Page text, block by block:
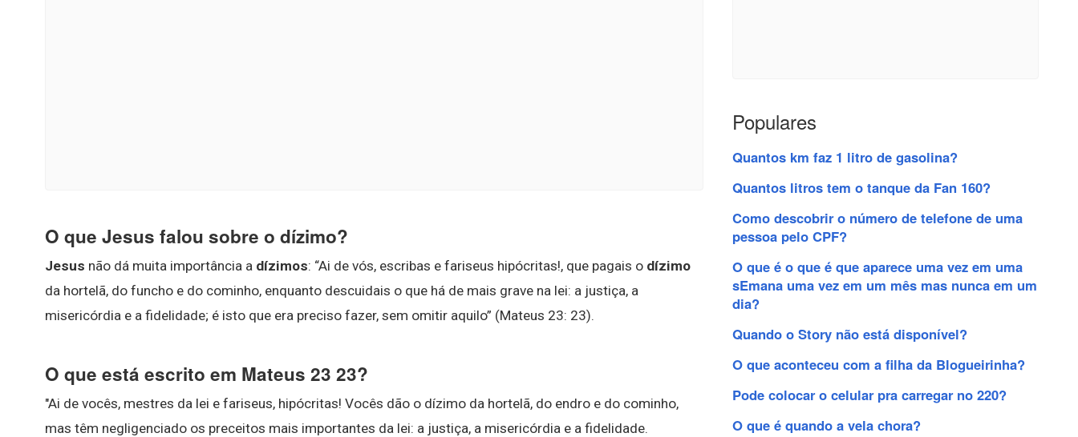
O que Jesus falou sobre o dízimo?
Jesus não dá muita importância a dízimos: “Ai de vós, escribas e fariseus hipócritas!, que pagais o dízimo
da hortelã, do funcho e do cominho, enquanto descuidais o que há de mais grave na lei: a justiça, a
misericórdia e a fidelidade; é isto que era preciso fazer, sem omitir aquilo” (Mateus 23: 23).
O que está escrito em Mateus 23 23?
"Ai de vocês, mestres da lei e fariseus, hipócritas! Vocês dão o dízimo da hortelã, do endro e do cominho,
mas têm negligenciado os preceitos mais importantes da lei: a justiça, a misericórdia e a fidelidade.
Populares
Quantos km faz 1 litro de gasolina?
Quantos litros tem o tanque da Fan 160?
Como descobrir o número de telefone de uma
pessoa pelo CPF?
O que é o que é que aparece uma vez em uma
sEmana uma vez em um mês mas nunca em um
dia?
Quando o Story não está disponível?
O que aconteceu com a filha da Blogueirinha?
Pode colocar o celular pra carregar no 220?
O que é quando a vela chora?